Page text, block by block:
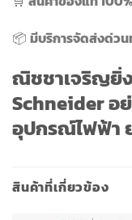
📦 มีบริการจัดส่งด่วน
ณิชชาเจริญยิ่
Schneider อ
อุปกรณ์ไฟฟ้า
สินค้าที่เกี่ยวข้อง